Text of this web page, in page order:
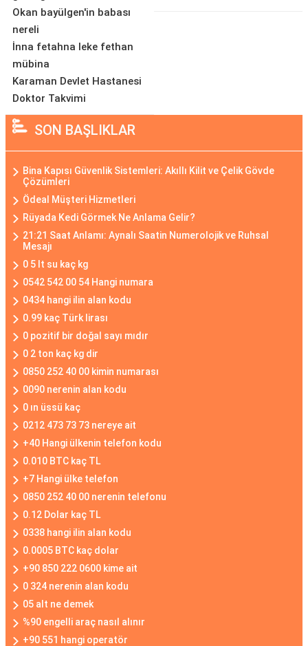
Okan bayülgen'in babası
nereli
İnna fetahna leke fethan
mübina
Karaman Devlet Hastanesi
Doktor Takvimi
SON BAŞLIKLAR
Bina Kapısı Güvenlik Sistemleri: Akıllı Kilit ve Çelik Gövde
Çözümleri
Ödeal Müşteri Hizmetleri
Rüyada Kedi Görmek Ne Anlama Gelir?
21:21 Saat Anlamı: Aynalı Saatin Numerolojik ve Ruhsal
Mesajı
0 5 lt su kaç kg
0542 542 00 54 Hangi numara
0434 hangi ilin alan kodu
0.99 kaç Türk lirası
0 pozitif bir doğal sayı mıdır
0 2 ton kaç kg dir
0850 252 40 00 kimin numarası
0090 nerenin alan kodu
0 ın üssü kaç
0212 473 73 73 nereye ait
+40 Hangi ülkenin telefon kodu
0.010 BTC kaç TL
+7 Hangi ülke telefon
0850 252 40 00 nerenin telefonu
0.12 Dolar kaç TL
0338 hangi ilin alan kodu
0.0005 BTC kaç dolar
+90 850 222 0600 kime ait
0 324 nerenin alan kodu
05 alt ne demek
%90 engelli araç nasıl alınır
+90 551 hangi operatör